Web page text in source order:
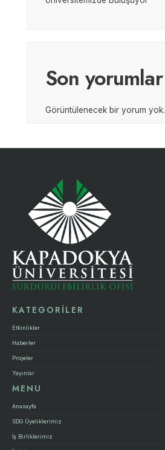
Son yorumlar
Görüntülenecek bir yorum yok.
KATEGORİLER
Etkinlikler
Haberler
Projeler
Yayınlar
MENU
Anasayfa
SDG Üyeliklerimiz
İş Birliklerimiz